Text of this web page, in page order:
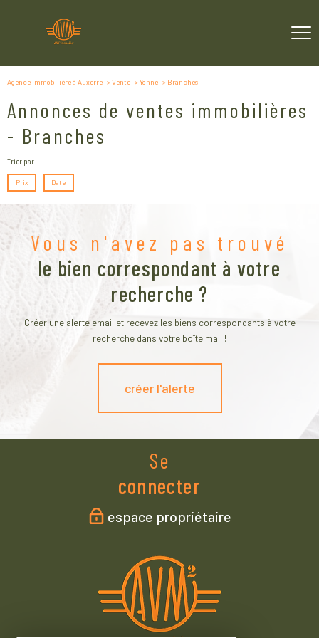
Agence Immobilière à Auxerre Vente Yonne Branches
Annonces de ventes immobilières
- Branches
Trier par
Prix Date
Vous n'avez pas trouvé
le bien correspondant à votre
recherche ?
Créer une alerte email et recevez les biens correspondants à votre
recherche dans votre boîte mail !
créer l'alerte
Se
connecter
espace propriétaire